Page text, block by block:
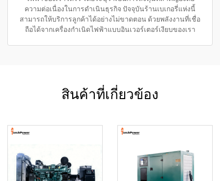
ความต่อเนื่องในการดำเนินธุรกิจ ปัจจุบันร้านเบเกอรี่แห่งนี้
สามารถให้บริการลูกค้าได้อย่างไม่ขาดตอน ด้วยพลังงานที่เชื่อ
ถือได้จากเครื่องกำเนิดไฟฟ้าแบบอินเวอร์เตอร์เงียบของเรา
สินค้าที่เกี่ยวข้อง